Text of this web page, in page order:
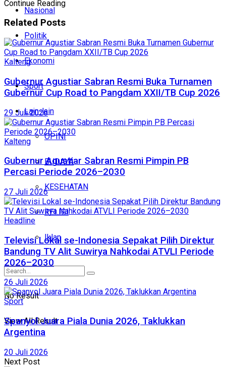
Nasional
Politik
Ekonomi
Sport
Lain-lain
OPINI
BUDAYA
KESEHATAN
RELIGI
Iklan
No Result
View All Result
Continue Reading
Related Posts
Kalteng
Gubernur Agustiar Sabran Resmi Buka Turnamen
Gubernur Cup Road to Pangdam XXII/TB Cup 2026
29 Juli 2026
Kalteng
Gubernur Agustiar Sabran Resmi Pimpin PB
Percasi Periode 2026–2030
27 Juli 2026
Headline
Televisi Lokal se-Indonesia Sepakat Pilih Direktur
Bandung TV Alit Suwirya Nahkodai ATVLI Periode
2026–2030
26 Juli 2026
Sport
Spanyol Juara Piala Dunia 2026, Taklukkan
Argentina
20 Juli 2026
Next Post